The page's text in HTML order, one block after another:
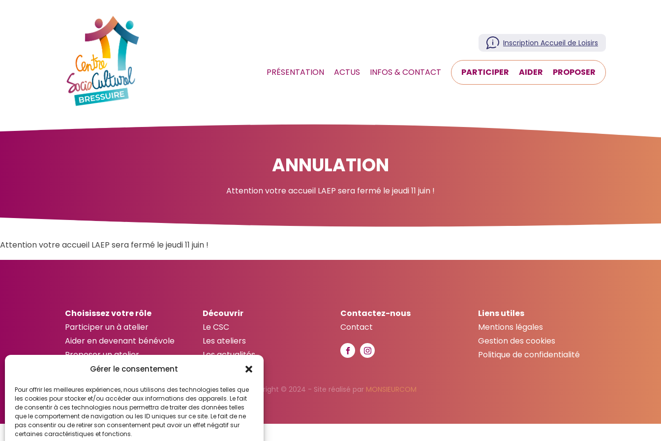
Gérer le consentement
Pour offrir les meilleures expériences, nous utilisons des technologies telles que
les cookies pour stocker et/ou accéder aux informations des appareils. Le fait
de consentir à ces technologies nous permettra de traiter des données telles
que le comportement de navigation ou les ID uniques sur ce site. Le fait de ne
pas consentir ou de retirer son consentement peut avoir un effet négatif sur
certaines caractéristiques et fonctions.
Inscription Accueil de Loisirs
PRÉSENTATION ACTUS INFOS & CONTACT PARTICIPER AIDER PROPOSER
ANNULATION
Attention votre accueil LAEP sera fermé le jeudi 11 juin !
Attention votre accueil LAEP sera fermé le jeudi 11 juin !
Choisissez votre rôle
Participer un à atelier
Aider en devenant bénévole
Proposer un atelier
Découvrir
Le CSC
Les ateliers
Les actualités
Contactez-nous
Contact
Liens utiles
Mentions légales
Gestion des cookies
Politique de confidentialité
Copyright © 2024 - Site réalisé par MONSIEURCOM